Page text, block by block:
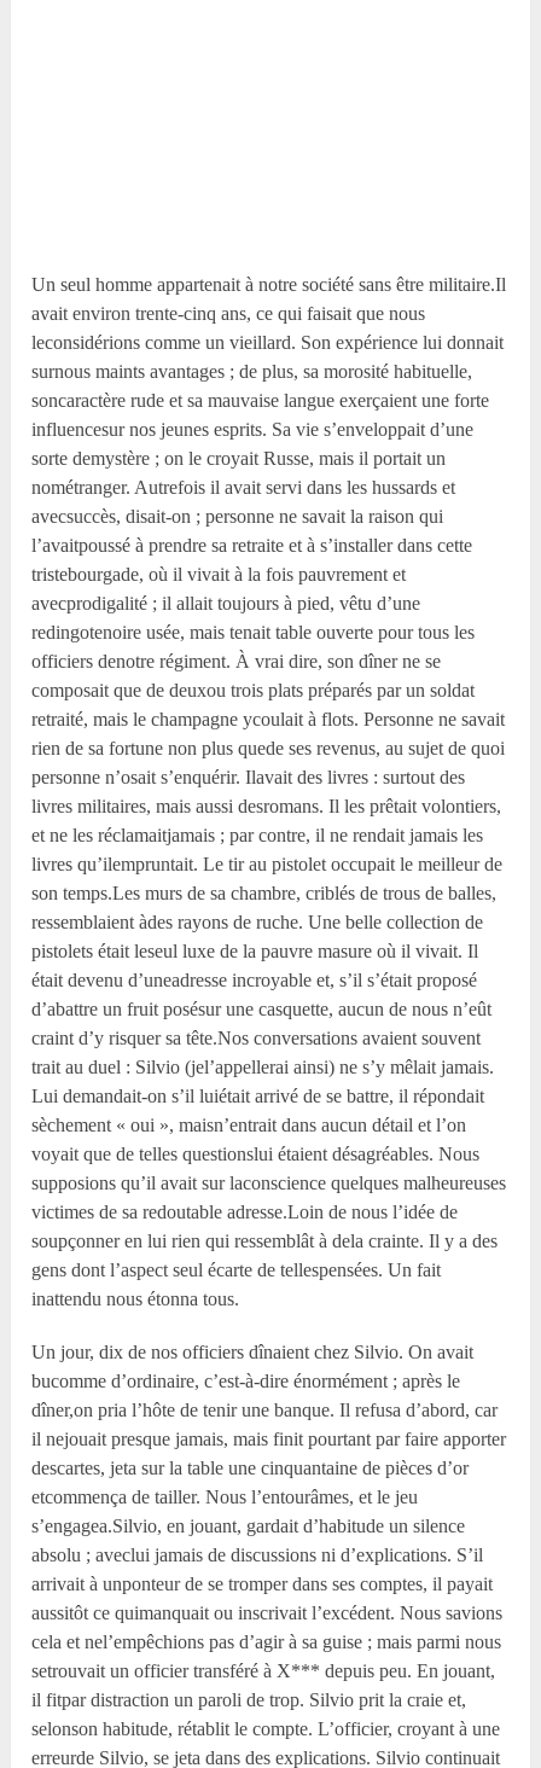
Un seul homme appartenait à notre société sans être militaire.Il
avait environ trente-cinq ans, ce qui faisait que nous
leconsidérions comme un vieillard. Son expérience lui donnait
surnous maints avantages ; de plus, sa morosité habituelle,
soncaractère rude et sa mauvaise langue exerçaient une forte
influencesur nos jeunes esprits. Sa vie s’enveloppait d’une
sorte demystère ; on le croyait Russe, mais il portait un
nométranger. Autrefois il avait servi dans les hussards et
avecsuccès, disait-on ; personne ne savait la raison qui
l’avaitpoussé à prendre sa retraite et à s’installer dans cette
tristebourgade, où il vivait à la fois pauvrement et
avecprodigalité ; il allait toujours à pied, vêtu d’une
redingotenoire usée, mais tenait table ouverte pour tous les
officiers denotre régiment. À vrai dire, son dîner ne se
composait que de deuxou trois plats préparés par un soldat
retraité, mais le champagne ycoulait à flots. Personne ne savait
rien de sa fortune non plus quede ses revenus, au sujet de quoi
personne n’osait s’enquérir. Ilavait des livres : surtout des
livres militaires, mais aussi desromans. Il les prêtait volontiers,
et ne les réclamaitjamais ; par contre, il ne rendait jamais les
livres qu’ilempruntait. Le tir au pistolet occupait le meilleur de
son temps.Les murs de sa chambre, criblés de trous de balles,
ressemblaient àdes rayons de ruche. Une belle collection de
pistolets était leseul luxe de la pauvre masure où il vivait. Il
était devenu d’uneadresse incroyable et, s’il s’était proposé
d’abattre un fruit posésur une casquette, aucun de nous n’eût
craint d’y risquer sa tête.Nos conversations avaient souvent
trait au duel : Silvio (jel’appellerai ainsi) ne s’y mêlait jamais.
Lui demandait-on s’il luiétait arrivé de se battre, il répondait
sèchement « oui », maisn’entrait dans aucun détail et l’on
voyait que de telles questionslui étaient désagréables. Nous
supposions qu’il avait sur laconscience quelques malheureuses
victimes de sa redoutable adresse.Loin de nous l’idée de
soupçonner en lui rien qui ressemblât à dela crainte. Il y a des
gens dont l’aspect seul écarte de tellespensées. Un fait
inattendu nous étonna tous.
Un jour, dix de nos officiers dînaient chez Silvio. On avait
bucomme d’ordinaire, c’est-à-dire énormément ; après le
dîner,on pria l’hôte de tenir une banque. Il refusa d’abord, car
il nejouait presque jamais, mais finit pourtant par faire apporter
descartes, jeta sur la table une cinquantaine de pièces d’or
etcommença de tailler. Nous l’entourâmes, et le jeu
s’engagea.Silvio, en jouant, gardait d’habitude un silence
absolu ; aveclui jamais de discussions ni d’explications. S’il
arrivait à unponteur de se tromper dans ses comptes, il payait
aussitôt ce quimanquait ou inscrivait l’excédent. Nous savions
cela et nel’empêchions pas d’agir à sa guise ; mais parmi nous
setrouvait un officier transféré à X*** depuis peu. En jouant,
il fitpar distraction un paroli de trop. Silvio prit la craie et,
selonson habitude, rétablit le compte. L’officier, croyant à une
erreurde Silvio, se jeta dans des explications. Silvio continuait